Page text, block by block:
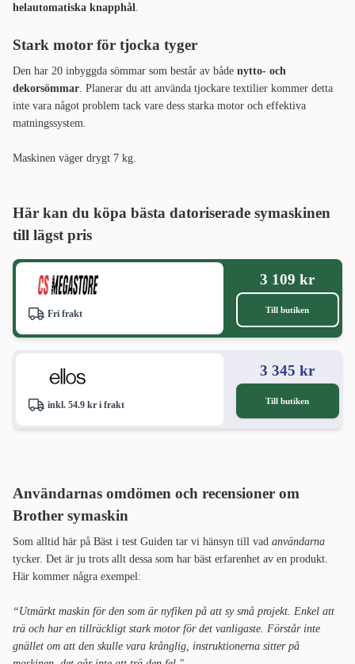
helautomatiska knapphål.
Stark motor för tjocka tyger
Den har 20 inbyggda sömmar som består av både nytto- och
dekorsömmar. Planerar du att använda tjockare textilier kommer detta
inte vara något problem tack vare dess starka motor och effektiva
matningssystem.
Maskinen väger drygt 7 kg.
Här kan du köpa bästa datoriserade symaskinen
till lägst pris
Fri frakt
3 109 kr
Till butiken
inkl. 54.9 kr i frakt
3 345 kr
Till butiken
Användarnas omdömen och recensioner om
Brother symaskin
Som alltid här på Bäst i test Guiden tar vi hänsyn till vad användarna
tycker. Det är ju trots allt dessa som har bäst erfarenhet av en produkt.
Här kommer några exempel:
“Utmärkt maskin för den som är nyfiken på att sy små projekt. Enkel att
trä och har en tillräckligt stark motor för det vanligaste. Förstår inte
gnället om att den skulle vara krånglig, instruktionerna sitter på